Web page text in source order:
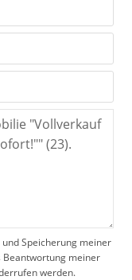
Speicherung meiner
Beantwortung meiner
werden.